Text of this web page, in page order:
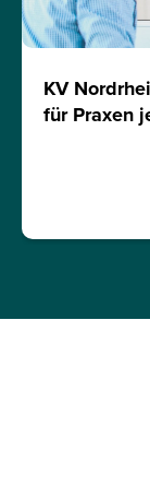
KV
für Praxen